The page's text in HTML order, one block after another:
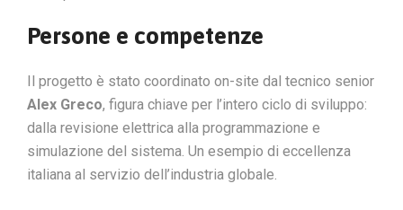
Persone e competenze
Il progetto è stato coordinato on-site dal tecnico senior
Alex Greco, figura chiave per l’intero ciclo di sviluppo:
dalla revisione elettrica alla programmazione e
simulazione del sistema. Un esempio di eccellenza
italiana al servizio dell’industria globale.